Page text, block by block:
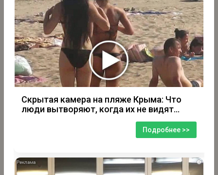
Скрытая камера на пляже Крыма: Что
люди вытворяют, когда их не видят...
Подробнее >>
i